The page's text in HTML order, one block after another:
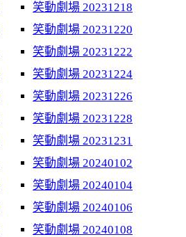
笑動劇場 20231218
笑動劇場 20231220
笑動劇場 20231222
笑動劇場 20231224
笑動劇場 20231226
笑動劇場 20231228
笑動劇場 20231231
笑動劇場 20240102
笑動劇場 20240104
笑動劇場 20240106
笑動劇場 20240108